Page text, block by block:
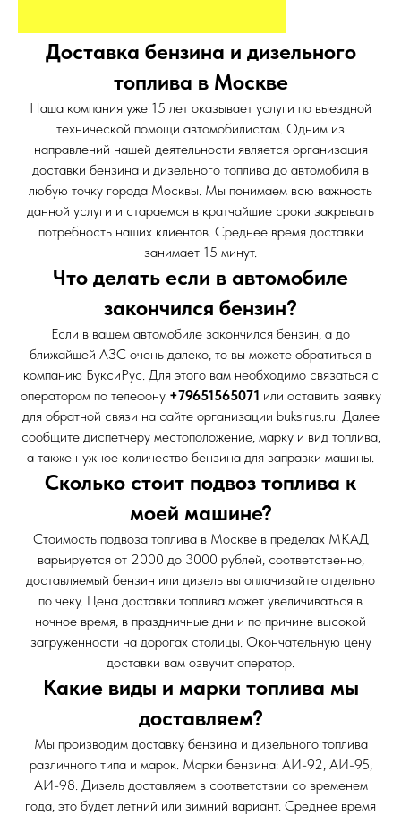
Доставка бензина и дизельного
топлива в Москве
Наша компания уже 15 лет оказывает услуги по выездной
технической помощи автомобилистам. Одним из
направлений нашей деятельности является организация
доставки бензина и дизельного топлива до автомобиля в
любую точку города Москвы. Мы понимаем всю важность
данной услуги и стараемся в кратчайшие сроки закрывать
потребность наших клиентов. Среднее время доставки
занимает 15 минут.
Что делать если в автомобиле
закончился бензин?
Если в вашем автомобиле закончился бензин, а до
ближайшей АЗС очень далеко, то вы можете обратиться в
компанию БуксиРус. Для этого вам необходимо связаться с
оператором по телефону +79651565071 или оставить заявку
для обратной связи на сайте организации buksirus.ru. Далее
сообщите диспетчеру местоположение, марку и вид топлива,
а также нужное количество бензина для заправки машины.
Сколько стоит подвоз топлива к
моей машине?
Стоимость подвоза топлива в Москве в пределах МКАД
варьируется от 2000 до 3000 рублей, соответственно,
доставляемый бензин или дизель вы оплачивайте отдельно
по чеку. Цена доставки топлива может увеличиваться в
ночное время, в праздничные дни и по причине высокой
загруженности на дорогах столицы. Окончательную цену
доставки вам озвучит оператор.
Какие виды и марки топлива мы
доставляем?
Мы производим доставку бензина и дизельного топлива
различного типа и марок. Марки бензина: АИ-92, АИ-95,
АИ-98. Дизель доставляем в соответствии со временем
года, это будет летний или зимний вариант. Среднее время